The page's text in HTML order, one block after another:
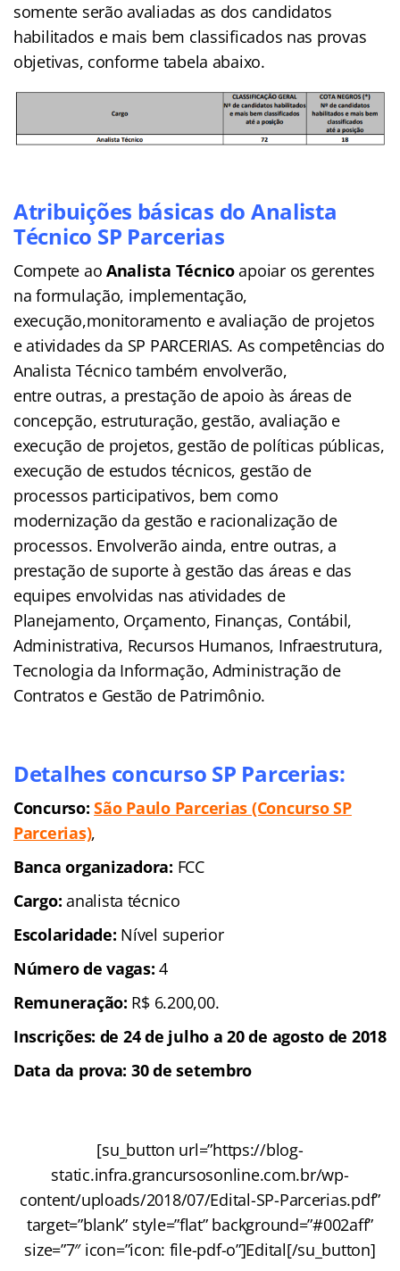
somente serão avaliadas as dos candidatos
habilitados e mais bem classificados nas provas
objetivas, conforme tabela abaixo.
Atribuições básicas do Analista
Técnico SP Parcerias
Compete aoAnalista Técnicoapoiar os gerentes
na formulação, implementação,
execução,monitoramento e avaliação de projetos
e atividades da SP PARCERIAS. As competências do
Analista Técnico também envolverão,
entre outras, a prestação de apoio às áreas de
concepção, estruturação, gestão, avaliação e
execução de projetos, gestão de políticas públicas,
execução de estudos técnicos, gestão de
processos participativos, bem como
modernização da gestão e racionalização de
processos. Envolverão ainda, entre outras, a
prestação de suporte à gestão das áreas e das
equipes envolvidas nas atividades de
Planejamento, Orçamento, Finanças, Contábil,
Administrativa, Recursos Humanos, Infraestrutura,
Tecnologia da Informação, Administração de
Contratos e Gestão de Patrimônio.
Detalhes concurso SP Parcerias:
Concurso: São Paulo Parcerias (Concurso SP
Parcerias),
Banca organizadora: FCC
Cargo:analista técnico
Escolaridade: Nível superior
Número de vagas: 4
Remuneração: R$ 6.200,00.
Inscrições: de 24 de julho a 20 de agosto de 2018
Data da prova: 30 de setembro
[su_button url=”https://blog-
static.infra.grancursosonline.com.br/wp-
content/uploads/2018/07/Edital-SP-Parcerias.pdf”
target=”blank” style=”flat” background=”#002aff”
size=”7″ icon=”icon: file-pdf-o”]Edital[/su_button]